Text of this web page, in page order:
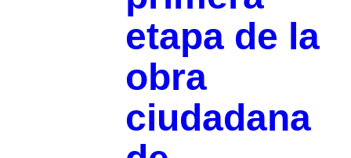
etapa de la
obra
ciudadana